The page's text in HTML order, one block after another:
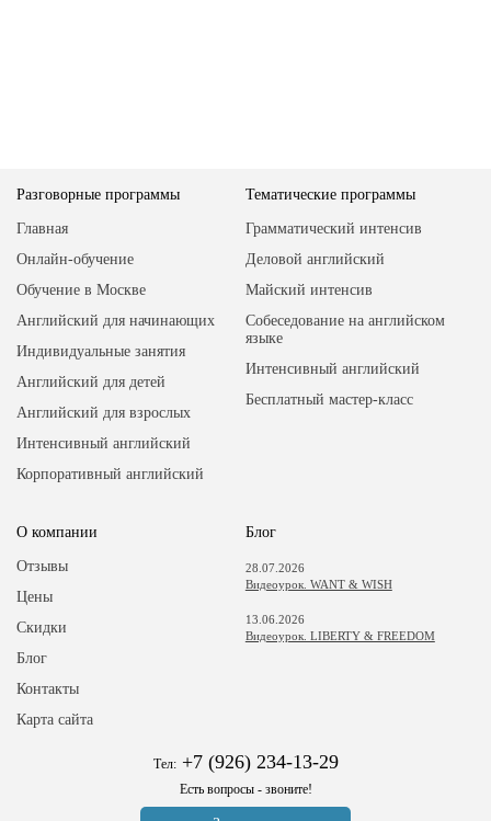
Разговорные программы
Главная
Онлайн-обучение
Обучение в Москве
Английский для начинающих
Индивидуальные занятия
Английский для детей
Английский для взрослых
Интенсивный английский
Корпоративный английский
Тематические программы
Грамматический интенсив
Деловой английский
Майский интенсив
Собеседование на английском
языке
Интенсивный английский
Бесплатный мастер-класс
О компании
Отзывы
Цены
Скидки
Блог
Контакты
Карта сайта
Блог
28.07.2026
Видеоурок. WANT & WISH
13.06.2026
Видеоурок. LIBERTY & FREEDOM
Тел: +7 (926) 234-13-29
Есть вопросы - звоните!